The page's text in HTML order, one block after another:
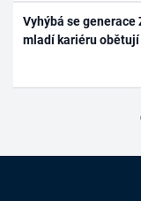
Vyhýbá se
mladí kariéru